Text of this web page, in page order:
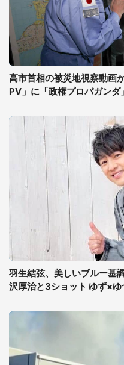
高市首相の被災地視察動画
PV」に「政権プロパガンダ
羽生結弦、美しいブルー基
沢厚治と3ショット ゆず×